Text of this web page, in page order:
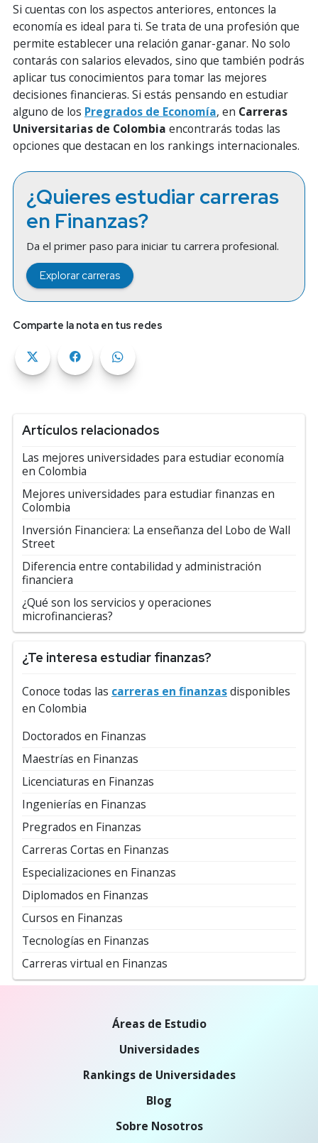
Si cuentas con los aspectos anteriores, entonces la
economía es ideal para ti. Se trata de una profesión que
permite establecer una relación ganar-ganar. No solo
contarás con salarios elevados, sino que también podrás
aplicar tus conocimientos para tomar las mejores
decisiones financieras. Si estás pensando en estudiar
alguno de los Pregrados de Economía, en Carreras
Universitarias de Colombia encontrarás todas las
opciones que destacan en los rankings internacionales.
¿Quieres estudiar carreras
en Finanzas?
Da el primer paso para iniciar tu carrera profesional.
Explorar carreras
Comparte la nota en tus redes
Artículos relacionados
Las mejores universidades para estudiar economía
en Colombia
Mejores universidades para estudiar finanzas en
Colombia
Inversión Financiera: La enseñanza del Lobo de Wall
Street
Diferencia entre contabilidad y administración
financiera
¿Qué son los servicios y operaciones
microfinancieras?
¿Te interesa estudiar finanzas?
Conoce todas las carreras en finanzasdisponibles
en Colombia
Doctorados en Finanzas
Maestrías en Finanzas
Licenciaturas en Finanzas
Ingenierías en Finanzas
Pregrados en Finanzas
Carreras Cortas en Finanzas
Especializaciones en Finanzas
Diplomados en Finanzas
Cursos en Finanzas
Tecnologías en Finanzas
Carreras virtual en Finanzas
Áreas de Estudio
Universidades
Rankings de Universidades
Blog
Sobre Nosotros